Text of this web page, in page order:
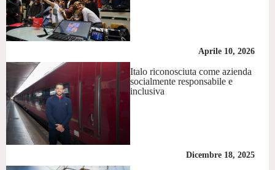
Aprile 10, 2026
Italo riconosciuta come azienda
socialmente responsabile e
inclusiva
Dicembre 18, 2025